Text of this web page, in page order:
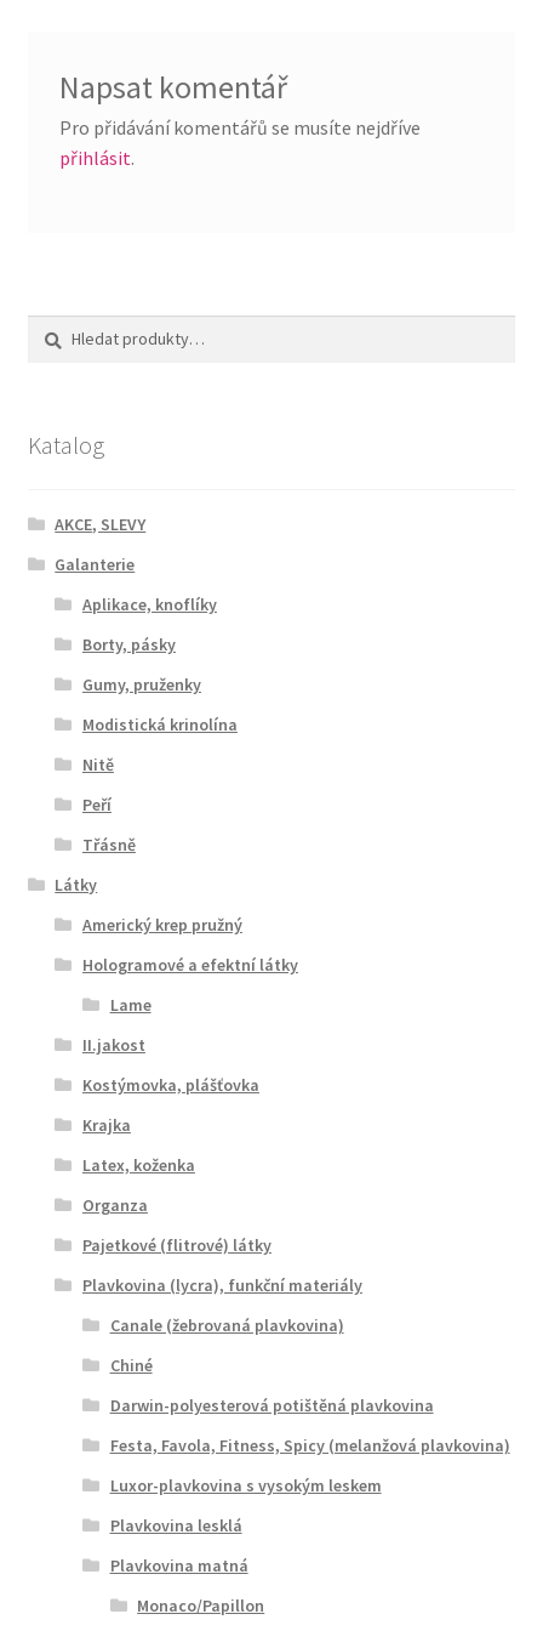
Napsat komentář
Pro přidávání komentářů se musíte nejdříve
přihlásit.
Katalog
AKCE, SLEVY
Galanterie
Aplikace, knoflíky
Borty, pásky
Gumy, pruženky
Modistická krinolína
Nitě
Peří
Třásně
Látky
Americký krep pružný
Hologramové a efektní látky
Lame
II.jakost
Kostýmovka, plášťovka
Krajka
Latex, koženka
Organza
Pajetkové (flitrové) látky
Plavkovina (lycra), funkční materiály
Canale (žebrovaná plavkovina)
Chiné
Darwin-polyesterová potištěná plavkovina
Festa, Favola, Fitness, Spicy (melanžová plavkovina)
Luxor-plavkovina s vysokým leskem
Plavkovina lesklá
Plavkovina matná
Monaco/Papillon